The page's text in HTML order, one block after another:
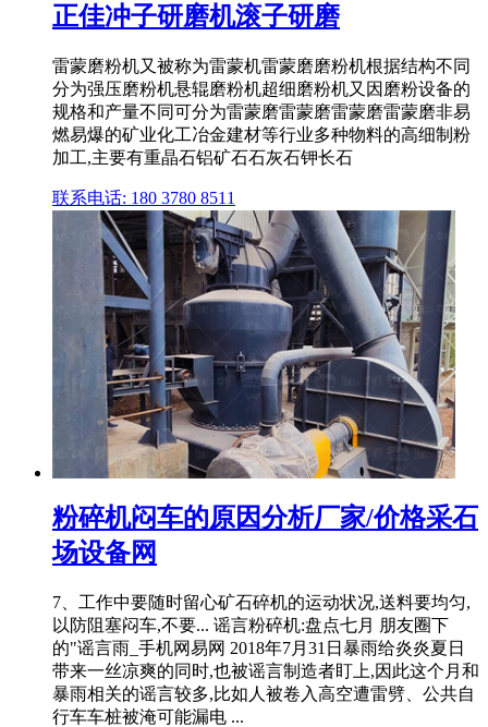
正佳冲子研磨机滚子研磨
雷蒙磨粉机又被称为雷蒙机雷蒙磨磨粉机根据结构不同
分为强压磨粉机悬辊磨粉机超细磨粉机又因磨粉设备的
规格和产量不同可分为雷蒙磨雷蒙磨雷蒙磨雷蒙磨非易
燃易爆的矿业化工冶金建材等行业多种物料的高细制粉
加工,主要有重晶石铝矿石石灰石钾长石
联系电话: 180 3780 8511
粉碎机闷车的原因分析厂家/价格采石
场设备网
7、工作中要随时留心矿石碎机的运动状况,送料要均匀,
以防阻塞闷车,不要... 谣言粉碎机:盘点七月 朋友圈下
的"谣言雨_手机网易网 2018年7月31日暴雨给炎炎夏日
带来一丝凉爽的同时,也被谣言制造者盯上,因此这个月和
暴雨相关的谣言较多,比如人被卷入高空遭雷劈、公共自
行车车桩被淹可能漏电 ...